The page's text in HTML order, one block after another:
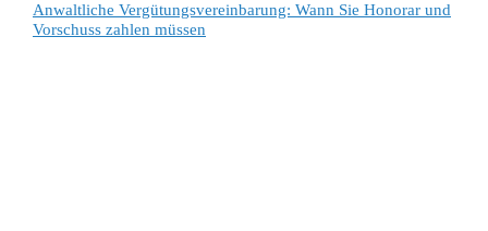
Anwaltliche Vergütungsvereinbarung: Wann Sie Honorar und
Vorschuss zahlen müssen